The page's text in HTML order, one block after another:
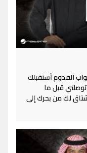
القدوم أستقبلك
قبل ما
لك من بحرك إلى